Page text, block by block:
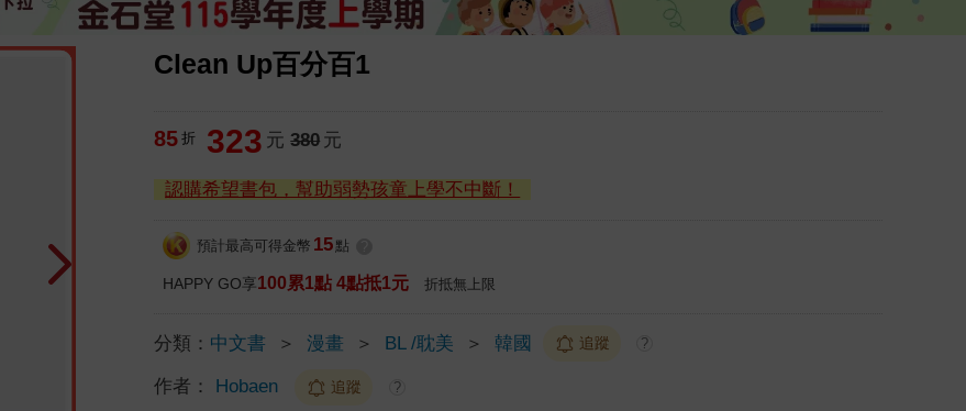
Clean Up百分百1
85 折 323 元 380 元
認購希望書包，幫助弱勢孩童上學不中斷！
預計最高可得金幣 15 點
HAPPY GO享100累1點 4點抵1元 折抵無上限
分類： 中文書 ＞ 漫畫 ＞ BL /耽美 ＞ 韓國 追蹤 ?
作者： Hobaen 追蹤 ?